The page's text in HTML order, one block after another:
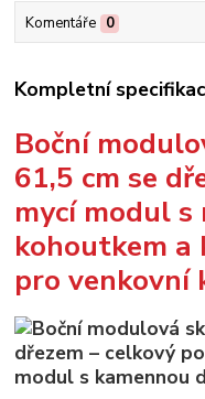
Komentáře 0
Kompletní
Boční
61,5 cm se
mycí modul s
kohoutkem a
pro venkovní